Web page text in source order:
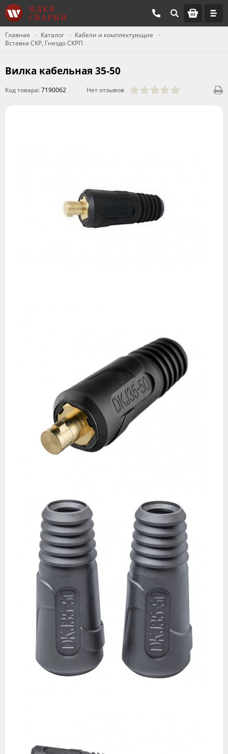
Главная Каталог
Кабели и комплектующие
Вставка СКР, Гнездо СКРП
Вилка кабельная 35-50
Код товара:7190062 Нет отзывов